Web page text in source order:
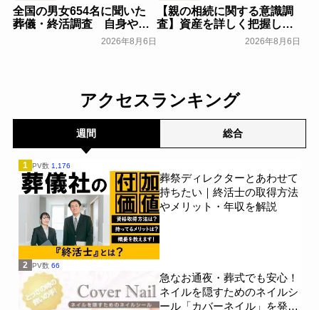
全国の男女654名に聞いた
葬儀・終活調査 自身や家
族の葬儀について「特に考
えていない」が57.3％～
2026年8月6日
【親の相続に関する意識調
査】資産を詳しく把握して
いる人はわずか7％？具体的
に話せていない人の約半数
て400名を対象に意識調査
2026年8月6日
アクセスランキング
週間 総合
1 PV数 1,176
葬祭ディレクターとあわせて
持ちたい｜終活士の取得方法
やメリット・年収を解説
2 PV数 66
急なお通夜・葬式でも安心！
ネイルを隠すためのネイルシ
ール「カバーネイル」を発売